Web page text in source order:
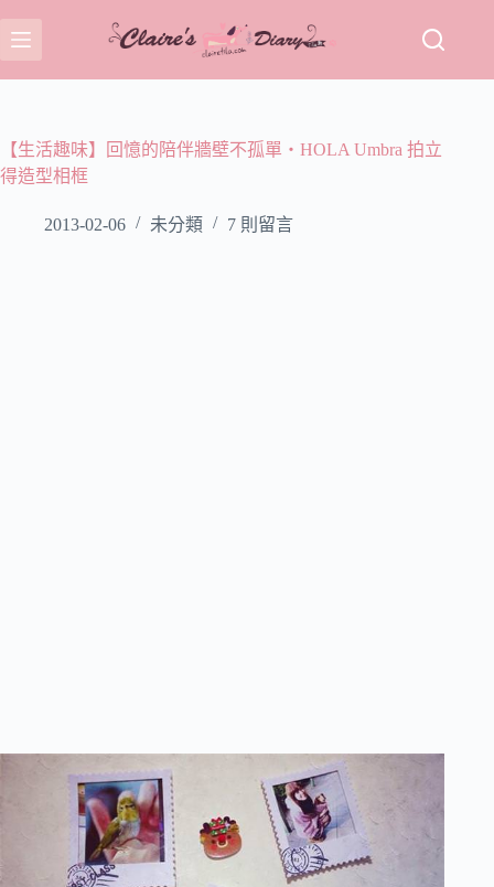
至
主
容【生活趣味】回憶的陪伴牆壁不孤單‧HOLA Umbra 拍立
得造型相框
2013-02-06 未分類 7 則留言